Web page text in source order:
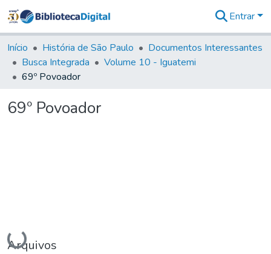
&
Coleções
Tudo na
Entrar
Início História de São Paulo
Documentos Interessantes
Busca Integrada
Volume 10 - Iguatemi
69º Povoador
69º Povoador
Carregando...
Arquivos